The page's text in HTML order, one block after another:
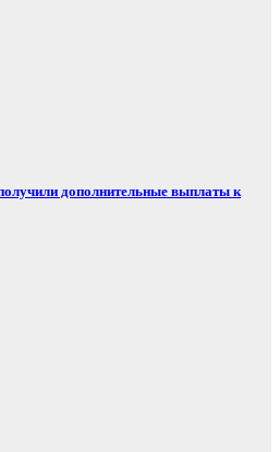
дополнительные выплаты к